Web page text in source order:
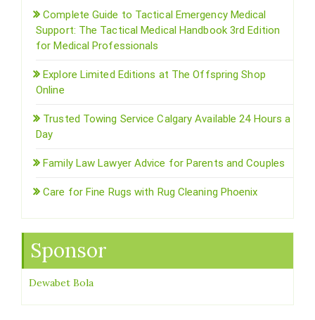
Complete Guide to Tactical Emergency Medical
Support: The Tactical Medical Handbook 3rd Edition
for Medical Professionals
Explore Limited Editions at The Offspring Shop
Online
Trusted Towing Service Calgary Available 24 Hours a
Day
Family Law Lawyer Advice for Parents and Couples
Care for Fine Rugs with Rug Cleaning Phoenix
Sponsor
Dewabet Bola